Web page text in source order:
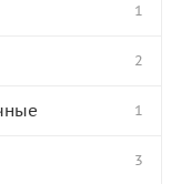
1
2
1
3